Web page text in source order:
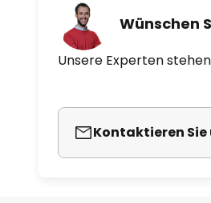
Wünschen
Unsere Experten
Kontaktieren Sie